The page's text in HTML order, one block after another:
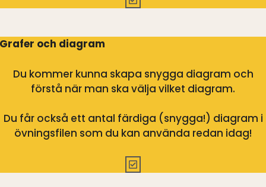
Grafer och diagram
Du kommer kunna skapa snygga diagram och
förstå när man ska välja vilket diagram.
Du får också ett antal färdiga (snygga!) diagram i
övningsfilen som du kan använda redan idag!